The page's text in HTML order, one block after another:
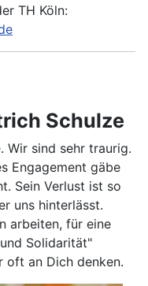
TH Köln:
Schulze
Wir sind sehr traurig.
Engagement gäbe
Sein Verlust ist so
uns hinterlässt.
arbeiten, für eine
Solidarität"
oft an Dich denken.